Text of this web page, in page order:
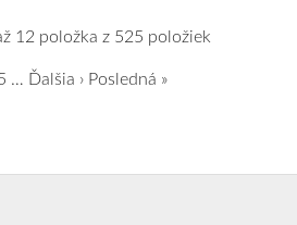
12 položka z 525 položiek
… Ďalšia › Posledná »